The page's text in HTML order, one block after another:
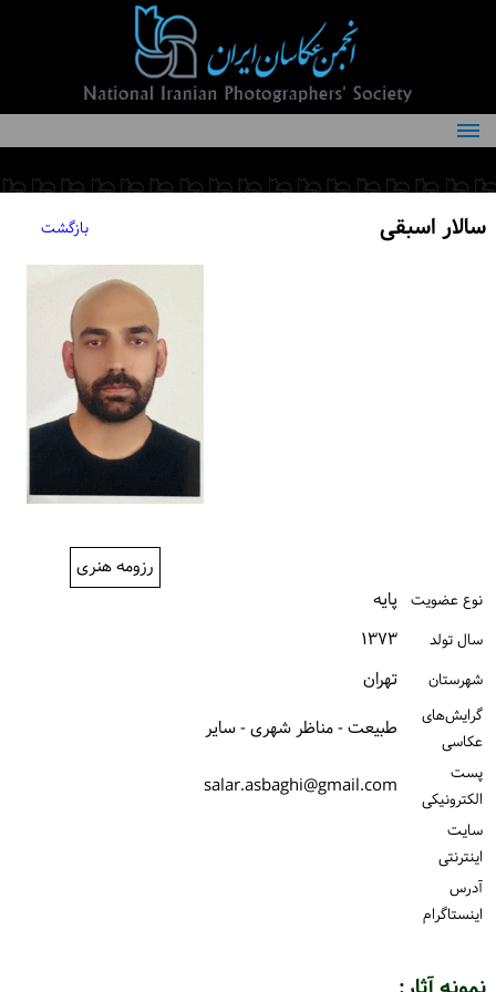
درباره انجمن
کمیته‌های انجمن
سالار اسبقی بازگشت
رزومه هنری
نوع عضویت پایه
سال تولد ۱۳۷۳
شهرستان تهران
گرایش‌های
عکاسی
طبیعت - مناظر شهری - سایر
پست
الكترونیكی
salar.asbaghi@gmail.com
سایت
اینترنتی
آدرس
اینستاگرام